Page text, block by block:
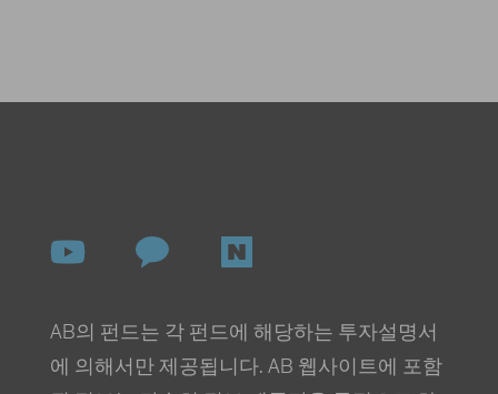
AB의 펀드는 각 펀드에 해당하는 투자설명서
에 의해서만 제공됩니다. AB 웹사이트에 포함